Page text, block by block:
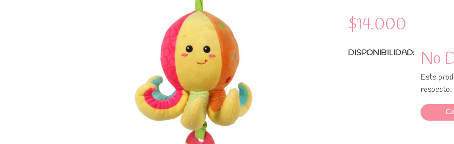
$14.000
DISPONIBILIDAD: No
Este
respecto.